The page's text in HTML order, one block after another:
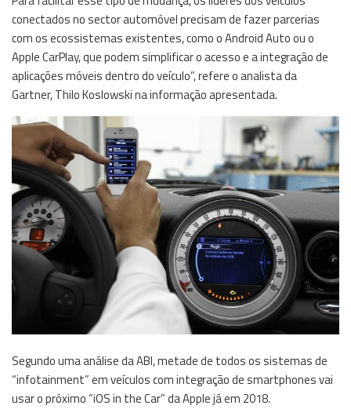
conectados no sector automóvel precisam de fazer parcerias
com os ecossistemas existentes, como o Android Auto ou o
Apple CarPlay, que podem simplificar o acesso e a integração de
aplicações móveis dentro do veículo”, refere o analista da
Gartner, Thilo Koslowski na informação apresentada.
Segundo uma análise da ABI, metade de todos os sistemas de
“infotainment” em veículos com integração de smartphones vai
usar o próximo “iOS in the Car” da Apple já em 2018.